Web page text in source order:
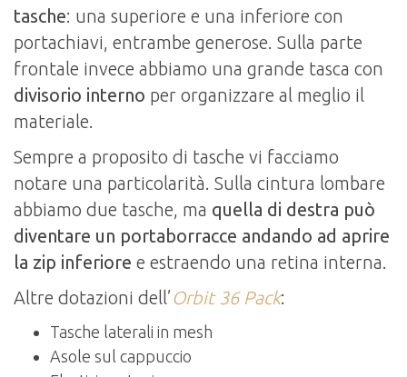
tasche: una superiore e una inferiore con
portachiavi, entrambe generose. Sulla parte
frontale invece abbiamo una grande tasca con
divisorio interno per organizzare al meglio il
materiale.
Sempre a proposito di tasche vi facciamo
notare una particolarità. Sulla cintura lombare
abbiamo due tasche, ma quella di destra può
diventare un portaborracce andando ad aprire
la zip inferiore e estraendo una retina interna.
Altre dotazioni dell’Orbit 36 Pack:
Tasche laterali in mesh
Asole sul cappuccio